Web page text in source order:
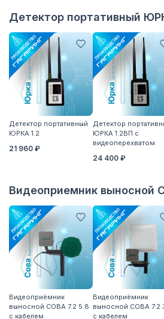
Детектор портативный
Детектор портативный
ЮРКА 1.2
21 960 ₽
Детектор
ЮРКА 1.2ВП с
видеоперехватом
24 400 ₽
Видеоприемник выносной
Видеоприёмник
выносной СОВА 7.2 5.8
с кабелем
Видеоприёмник
выносной СОВА 7.2
с кабелем